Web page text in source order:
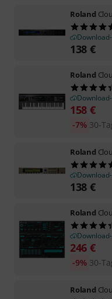
Roland
138 €
Roland
158 €
30-
-7%
Roland
138 €
Roland
246 €
30-
-9%
Roland